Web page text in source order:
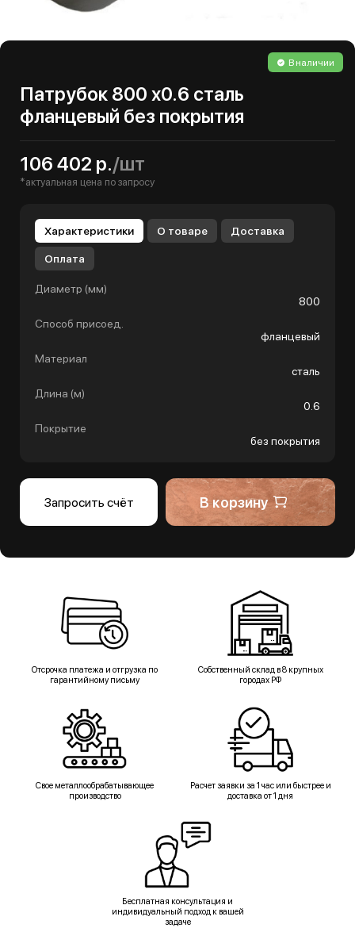
В наличии
Патрубок 800 х0.6 сталь
фланцевый без покрытия
106 402 р./шт
*актуальная цена по запросу
Характеристики О товаре Доставка
Оплата
Диаметр (мм)
800
Способ присоед.
фланцевый
Материал
сталь
Длина (м)
0.6
Покрытие
без покрытия
Запросить счёт В корзину
Отсрочка платежа и отгрузка по
гарантийному письму
Собственный склад в 8 крупных
городах РФ
Свое металлообрабатывающее
производство
Расчет заявки за 1 час или быстрее и
доставка от 1 дня
Бесплатная консультация и
индивидуальный подход к вашей
задаче